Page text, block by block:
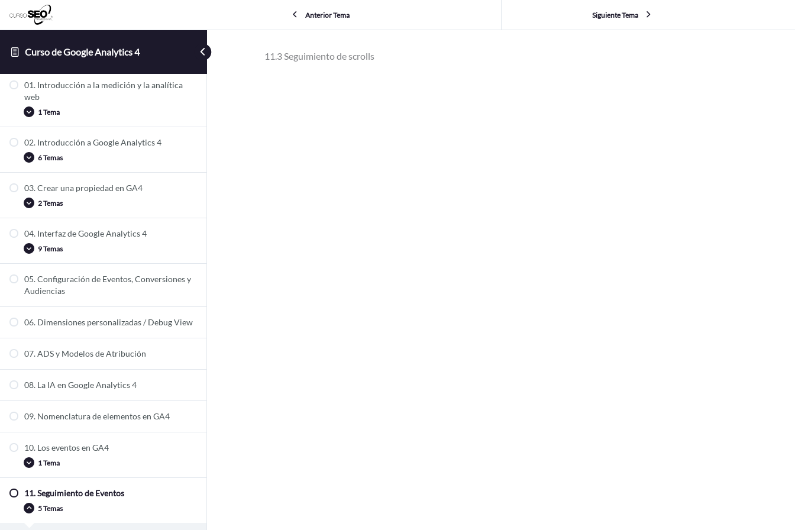
Curso de Google Analytics 4
Curso de Google Analytics 4
01. Introducción a la medición y la analítica
web
1 Tema
01.1 Fundamentos: métricas y dimensiones
02. Introducción a Google Analytics 4
6 Temas
02.1 Diferencias entre GA4 y UA
02.3 Google Signals, Device ID y User ID
02.4 Ámbitos de GA4
02.5 Dimensiones de GA4
02.6 Métricas en GA4
03. Crear una propiedad en GA4
2 Temas
03.1 Configurar propiedades en GA4
04. Interfaz de Google Analytics 4
9 Temas
04.1 Informes de GA4
4.1.2 Informes de adquisición
4.1.3 Informes de Interacción
4.1.4 Informes de monetización
05. Configuración de Eventos, Conversiones y
Audiencias
06. Dimensiones personalizadas / Debug View
07. ADS y Modelos de Atribución
08. La IA en Google Analytics 4
09. Nomenclatura de elementos en GA4
10. Los eventos en GA4
1 Tema
10.1 Tipología de Eventos
11. Seguimiento de Eventos
5 Temas
Anterior Tema Siguiente Tema
11.3 Seguimiento de scrolls